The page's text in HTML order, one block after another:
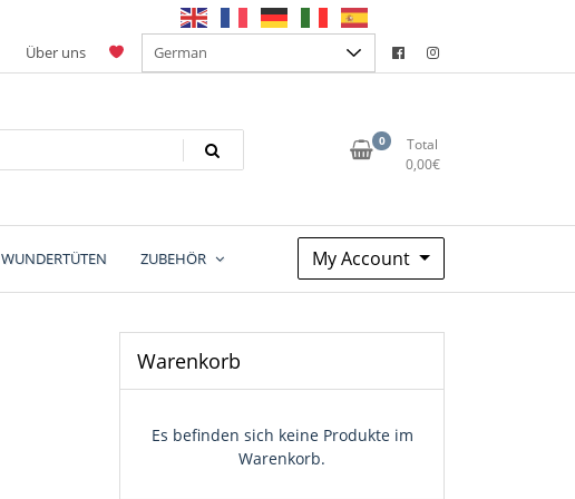
Über uns
0
Total
0,00€
WUNDERTÜTEN ZUBEHÖR My Account
Warenkorb
Es befinden sich keine Produkte im
Warenkorb.